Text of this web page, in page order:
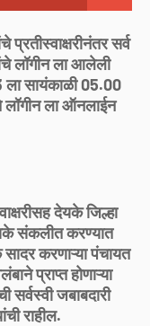
सर्व
लॉगीन ला आलेली
सायंकाळी 05.00
लॉगीन ला ऑनलाईन
देयके जिल्हा
संकलीत करण्यात
करणाऱ्या पंचायत
प्राप्त होणाऱ्या
सर्वस्वी जबाबदारी
राहील.